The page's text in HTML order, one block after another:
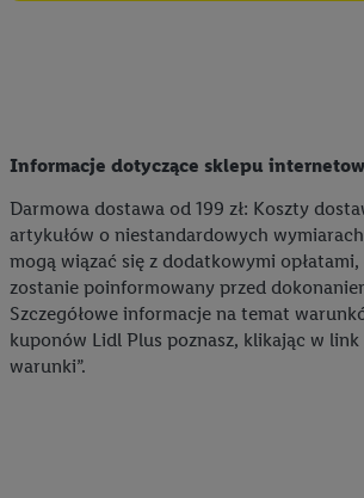
Informacje dotyczące sklepu
Darmowa dostawa od 199 zł: Koszty
artykułów o niestandardowych
mogą wiązać się z dodatkowymi
zostanie poinformowany przed
Szczegółowe informacje na temat
kuponów Lidl Plus poznasz, klikając w link
warunki”.
Lidl Plus, możemy również użyć podanego
wymienionych partnerów w celu utworzenia
identyfikatora internetowego (tzw. EUID),
następnie wykorzystać w podobny sposób
identyfikator Utiq SA/NV ("Utiq"), aby
w usługach świadczonych przez podmioty
mu spersonalizowane reklamy. W tym celu